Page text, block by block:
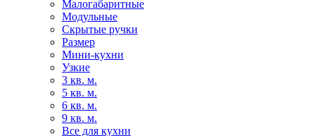
Малогабаритные
Модульные
Скрытые ручки
Размер
Мини-кухни
Узкие
3 кв. м.
5 кв. м.
6 кв. м.
9 кв. м.
Все для кухни